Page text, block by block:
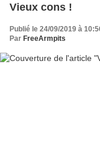
Vieux cons !
Publié le 24/09/2019 à
Par FreeArmpits